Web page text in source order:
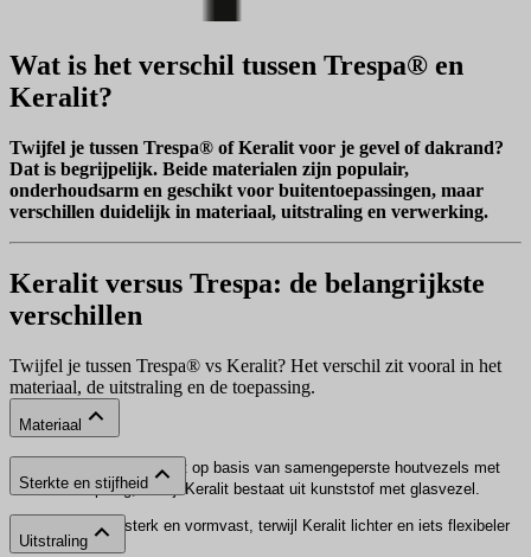
Wat is het verschil tussen Trespa® en
Keralit?
Twijfel je tussen Trespa® of Keralit voor je gevel of dakrand?
Dat is begrijpelijk. Beide materialen zijn populair,
onderhoudsarm en geschikt voor buitentoepassingen, maar
verschillen duidelijk in materiaal, uitstraling en verwerking.
Keralit versus Trespa: de belangrijkste
verschillen
Twijfel je tussen Trespa® vs Keralit? Het verschil zit vooral in het
materiaal, de uitstraling en de toepassing.
Materiaal
Trespa® is een HPL plaat op basis van samengeperste houtvezels met
een harde toplaag, terwijl Keralit bestaat uit kunststof met glasvezel.
Sterkte en stijfheid
Trespa® is zeer sterk en vormvast, terwijl Keralit lichter en iets flexibeler
is.Uitstraling